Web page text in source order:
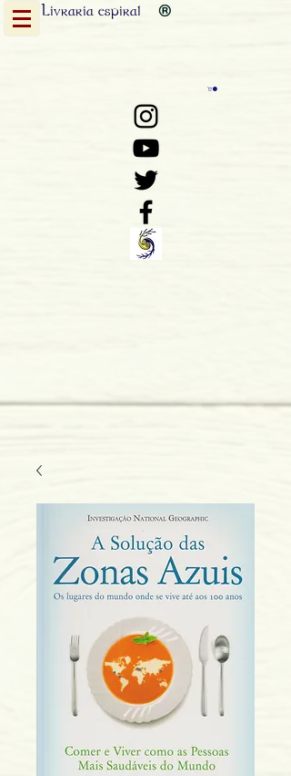
Livraria espiral